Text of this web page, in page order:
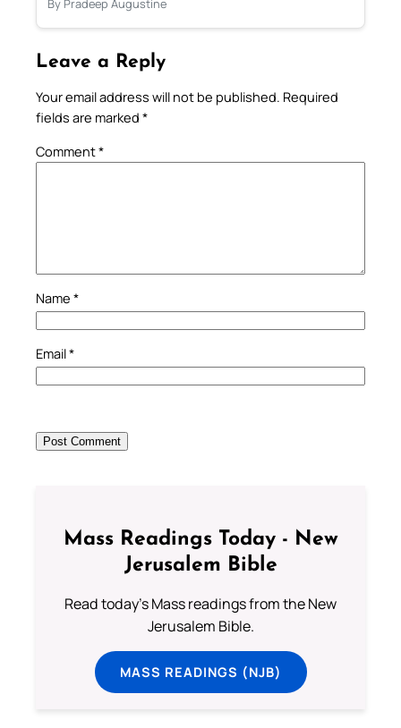
By Pradeep Augustine
Leave a Reply
Your email address will not be published. Required
fields are marked *
Comment*
Name *
Email*
Mass Readings Today - New
Jerusalem Bible
Read today's Mass readings from the New
Jerusalem Bible.
MASS READINGS (NJB)